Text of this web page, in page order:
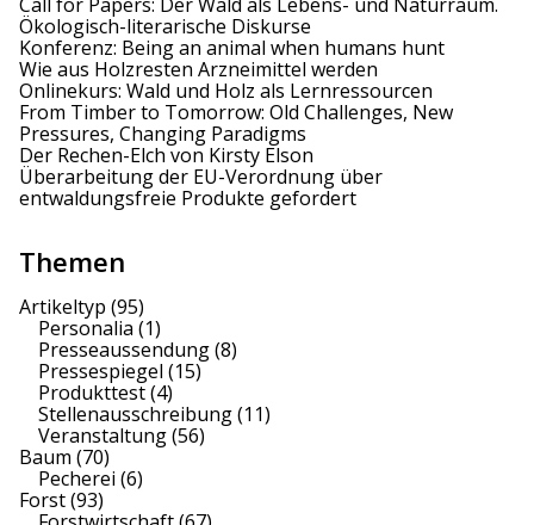
Ökologisch-literarische Diskurse
Konferenz: Being an animal when humans hunt
Wie aus Holzresten Arzneimittel werden
Onlinekurs: Wald und Holz als Lernressourcen
From Timber to Tomorrow: Old Challenges, New
Pressures, Changing Paradigms
Der Rechen-Elch von Kirsty Elson
Überarbeitung der EU-Verordnung über
entwaldungsfreie Produkte gefordert
Themen
Artikeltyp (95)
Personalia (1)
Presseaussendung(8)
Pressespiegel (15)
Produkttest(4)
Stellenausschreibung(11)
Veranstaltung(56)
Baum (70)
Pecherei (6)
Forst(93)